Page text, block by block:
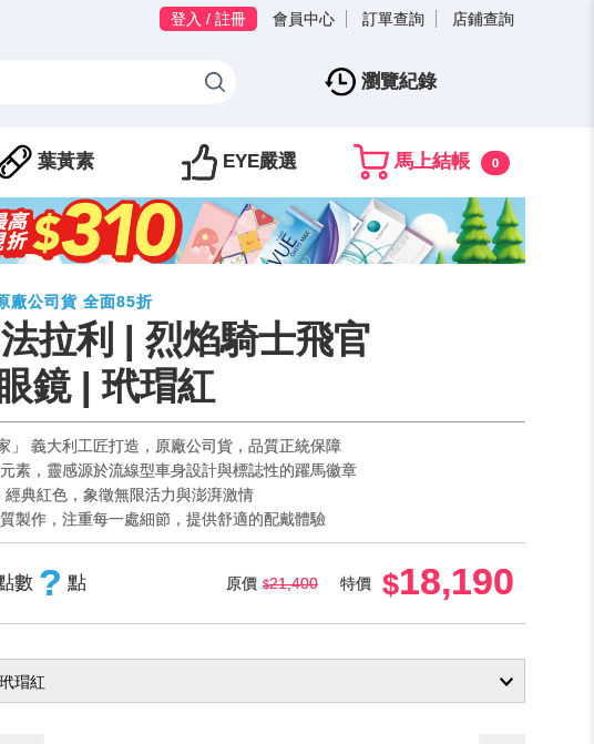
登入 / 註冊 會員中心 訂單查詢 店鋪查詢
瀏覽紀錄
葉黃素 EYE嚴選 馬上結帳 0
廠公司貨 全面85折
拉利 | 烈焰騎士飛官
鏡 | 玳瑁紅
義大利工匠打造，原廠公司貨，品質正統保障
素，靈感源於流線型車身設計與標誌性的躍馬徽章
典紅色，象徵無限活力與澎湃激情
製作，注重每一處細節，提供舒適的配戴體驗
數 ? 點 原價 21,400 特價 18,190